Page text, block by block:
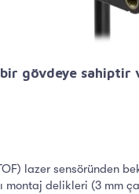
gövdeye
lazer sensöründen
montaj delikleri (3